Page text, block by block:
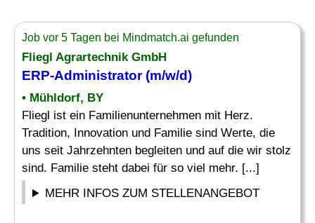
Job vor 5 Tagen bei Mindmatch.ai gefunden
Fliegl Agrartechnik GmbH
ERP-Administrator(m/w/d)
• Mühldorf, BY
Fliegl ist ein Familienunternehmen mit Herz.
Tradition, Innovation und Familie sind Werte, die
uns seit Jahrzehnten begleiten und auf die wir stolz
sind. Familie steht dabei für so viel mehr. [...]
MEHR INFOS ZUM STELLENANGEBOT